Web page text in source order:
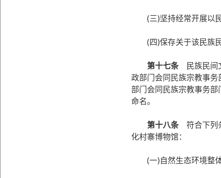
(三)坚持经常开展以
(四)保存关于该民族民
第十七条民族民间
政部门会同民族宗教事
部门会同民族宗教事务
命名。
第十八条符合下列
化村寨博物馆：
(一)自然生态环境整